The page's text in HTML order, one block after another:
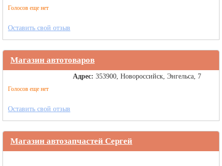
Голосов еще нет
Оставить свой отзыв
Магазин автотоваров
Голосов еще нет
Адрес: 353900, Новороссийск, Энгельса, 7
Оставить свой отзыв
Магазин автозапчастей Сергей